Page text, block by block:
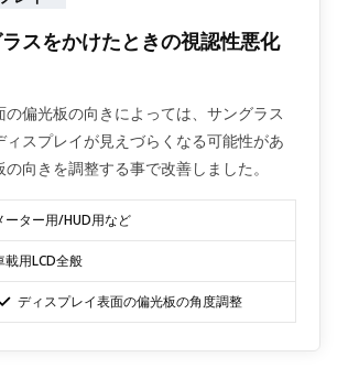
スをかけたときの視認性悪化
偏光板の向きによっては、サングラス
ィスプレイが見えづらくなる可能性があ
向きを調整する事で改善しました。
ーター用/HUD用など
載用LCD全般
ディスプレイ表面の偏光板の角度調整